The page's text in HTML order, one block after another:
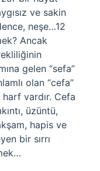
ve sakin
neşe…12
Ancak
gelen “sefa”
olan “cefa”
vardır. Cefa
üzüntü,
hapis ve
bir sırrı